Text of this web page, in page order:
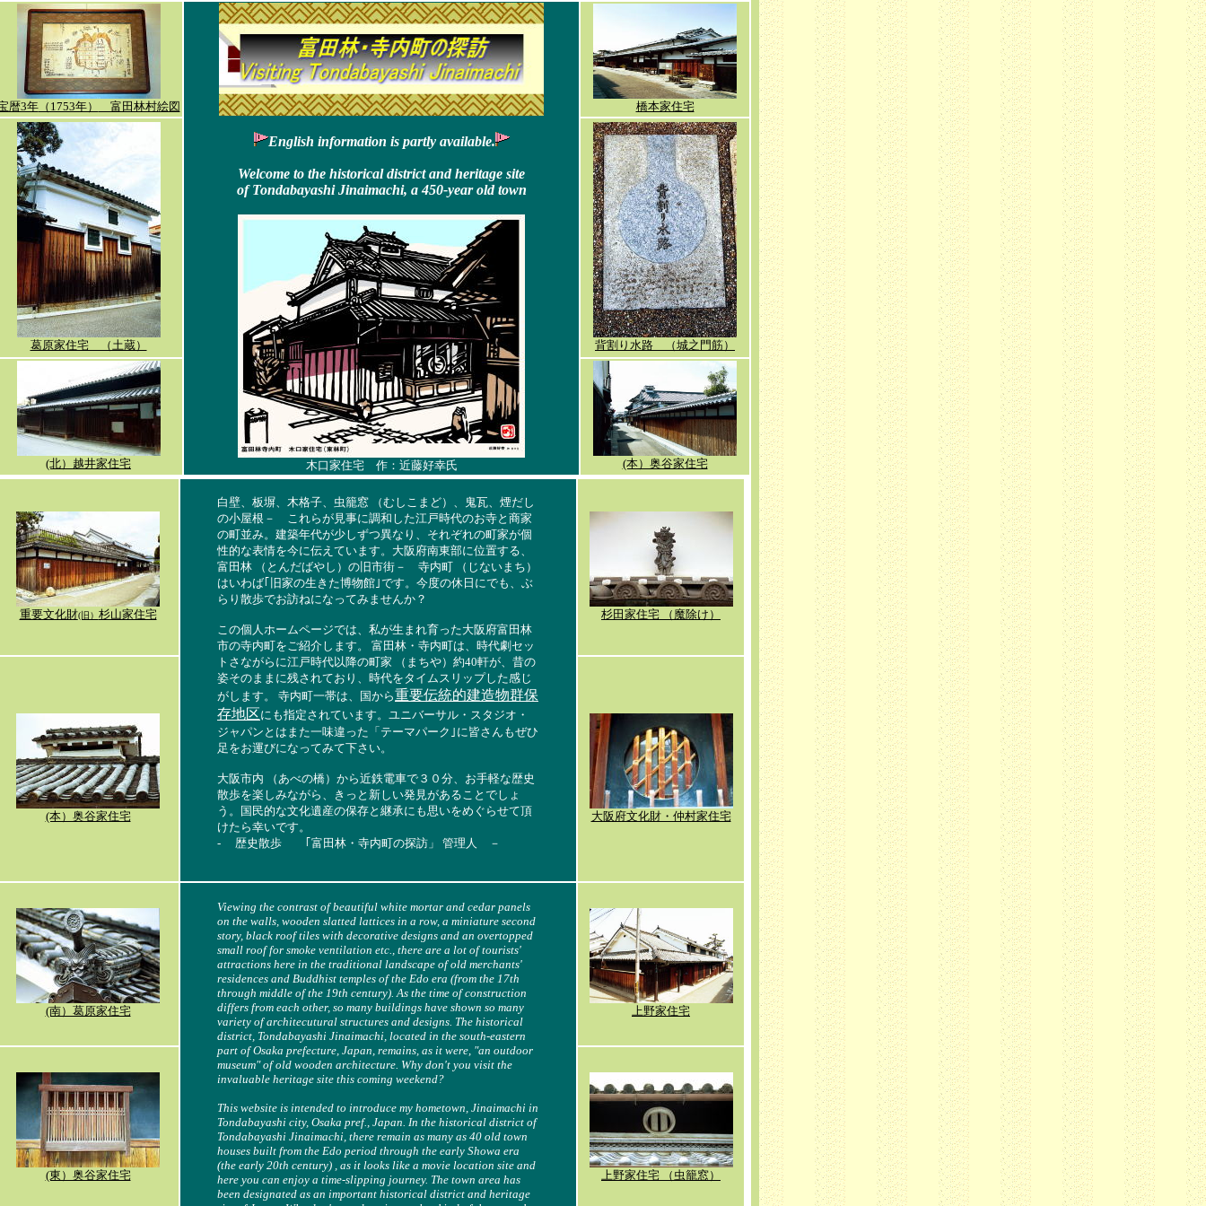
暦3年（1753年） 富田林村絵図
English information is partly available.
Welcome to the historical district and heritage site
of Tondabayashi Jinaimachi, a 450-year old town
木口家住宅 作：近藤好幸氏
橋本家住宅
葛原家住宅 （土蔵） 背割り水路 （城之門筋）
(北）越井家住宅 (本）奥谷家住宅
重要文化財(旧） 杉山家住宅
白壁、板塀、木格子、虫籠窓 （むしこまど）、鬼瓦、煙だし
の小屋根－ これらが見事に調和した江戸時代のお寺と商家
の町並み。建築年代が少しずつ異なり、それぞれの町家が個
性的な表情を今に伝えています。大阪府南東部に位置する、
富田林 （とんだばやし）の旧市街－ 寺内町 （じないまち）
はいわば｢旧家の生きた博物館｣です。今度の休日にでも、ぶ
らり散歩でお訪ねになってみませんか？
この個人ホームページでは、私が生まれ育った大阪府富田林
市の寺内町をご紹介します。 富田林・寺内町は、時代劇セッ
トさながらに江戸時代以降の町家 （まちや）約40軒が、昔の
姿そのままに残されており、時代をタイムスリップした感じ
がします。 寺内町一帯は、国から重要伝統的建造物群保
存地区にも指定されています。ユニバーサル・スタジオ・
ジャパンとはまた一味違った「テーマパーク｣に皆さんもぜひ
足をお運びになってみて下さい。
大阪市内 （あべの橋）から近鉄電車で３０分、お手軽な歴史
散歩を楽しみながら、きっと新しい発見があることでしょ
う。国民的な文化遺産の保存と継承にも思いをめぐらせて頂
けたら幸いです。
- 歴史散歩 ｢富田林・寺内町の探訪」 管理人 －
杉田家住宅 （魔除け）
(本）奥谷家住宅 大阪府文化財・仲村家住宅
(南）葛原家住宅
Viewing the contrast of beautiful white mortar and cedar panels
on the walls, wooden slatted lattices in a row, a miniature second
story, black roof tiles with decorative designs and an overtopped
small roof for smoke ventilation etc., there are a lot of tourists'
attractions here in the traditional landscape of old merchants'
residences and Buddhist temples of the Edo era (from the 17th
through middle of the 19th century). As the time of construction
differs from each other, so many buildings have shown so many
variety of architecutural structures and designs. The historical
district, Tondabayashi Jinaimachi, located in the south-eastern
part of Osaka prefecture, Japan, remains, as it were, "an outdoor
museum" of old wooden architecture. Why don't you visit the
invaluable heritage site this coming weekend?
This website is intended to introduce my hometown, Jinaimachi in
Tondabayashi city, Osaka pref., Japan. In the historical district of
Tondabayashi Jinaimachi, there remain as many as 40 old town
houses built from the Edo period through the early Showa era
(the early 20th century) , as it looks like a movie location site and
here you can enjoy a time-slipping journey. The town area has
been designated as an important historical district and heritage
上野家住宅
(東）奥谷家住宅 上野家住宅 （虫籠窓）